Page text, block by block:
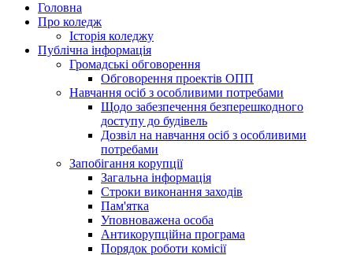
Головна
Про коледж
Історія коледжу
Публічна інформація
Громадські обговорення
Обговорення проектів ОПП
Навчання осіб з особливими потребами
Щодо забезпечення безперешкодного
доступу до будівель
Дозвіл на навчання осіб з особливими
потребами
Запобігання корупції
Загальна інформація
Строки виконання заходів
Пам'ятка
Уповноважена особа
Антикорупційна програма
Порядок роботи комісії